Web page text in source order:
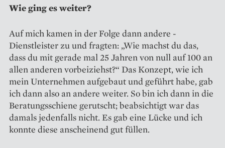
Wie ging es weiter?
Auf mich kamen in der Folge dann andere ­
Dienstleister zu und fragten: „Wie machst du das,
dass du mit gerade mal 25 Jahren von null auf 100 an
allen anderen vorbeiziehst?“ Das Konzept, wie ich
mein Unternehmen aufgebaut und geführt habe, gab
ich dann also an andere weiter. So bin ich dann in die
Beratungsschiene gerutscht; beabsichtigt war das
damals jedenfalls nicht. Es gab eine Lücke und ich
konnte diese anscheinend gut füllen.